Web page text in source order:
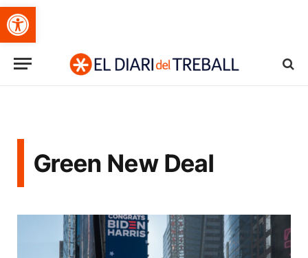
Obre la barra d'eines
Green New Deal